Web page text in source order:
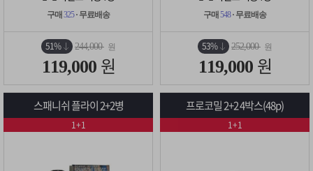
구매 325· 무료배송
51% 244,000 원
119,000 원
구매 548· 무료배송
53% 252,000 원
119,000 원
스패니쉬 플라이 2+2병
1+1
프로코밀 2+2 4박스(48p)
1+1